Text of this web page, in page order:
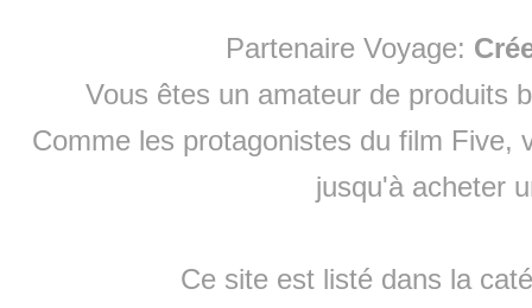
Partenaire Voyage:
Vous êtes un amateur de produits
Comme les protagonistes du film Five,
jusqu'à acheter
Ce site est listé dans la